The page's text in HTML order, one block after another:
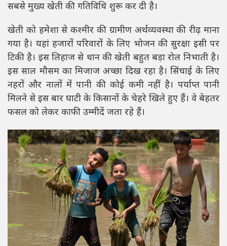
सबसे मुख्य खेती की गतिविधि शुरू कर दी है।
खेती को हमेशा से कश्मीर की ग्रामीण अर्थव्यवस्था की रीढ़ माना
गया है। यहां हजारों परिवारों के लिए भोजन की सुरक्षा इसी पर
टिकी है। इस लिहाज से धान की खेती बहुत बड़ा रोल निभाती है।
इस साल मौसम का मिजाज अच्छा दिख रहा है। सिंचाई के लिए
नहरों और नालों में पानी की कोई कमी नहीं है। पर्याप्त पानी
मिलने से इस बार घाटी के किसानों के चेहरे खिले हुए हैं। वे बेहतर
फसल को लेकर काफी उम्मीदें जता रहे हैं।